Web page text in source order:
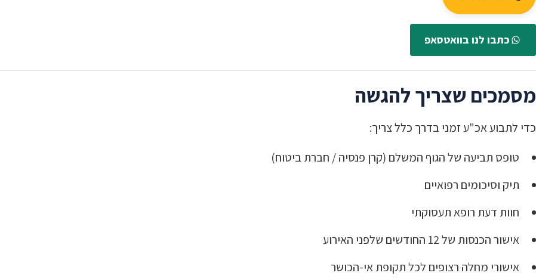
כתבו לנו בוואטסאפ
מסמכים שצריך להגשה
כדי לתבוע אכ"ע זמני בדרך כלל צריך:
טופס תביעה של הגוף המשלם (קרן פנסיה / חברת ביטוח)
תיק וסיכומים רפואיים
חוות דעת רופא תעסוקתי
אישור הכנסות של 12 החודשים שלפני האירוע
אישורי מחלה רצופים לכל תקופת אי-הכושר